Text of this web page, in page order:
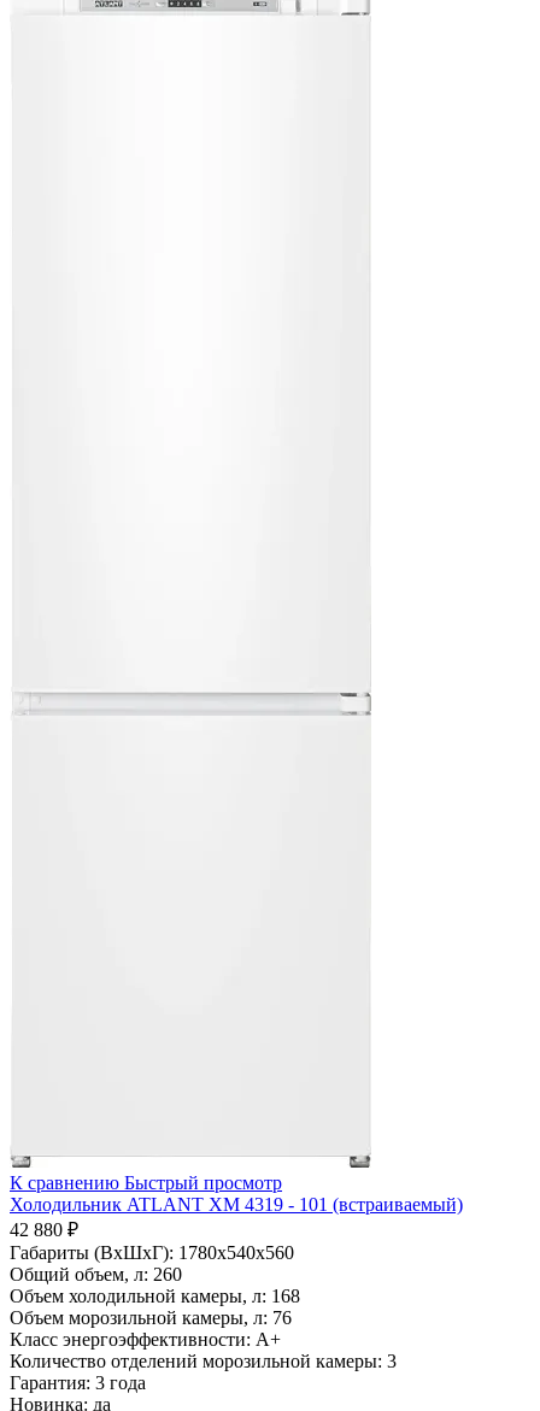
К сравнению Быстрый просмотр
Холодильник ATLANT ХМ 4319 - 101 (встраиваемый)
42 880 ₽
Габариты (ВхШхГ): 1780x540x560
Общий объем, л: 260
Объем холодильной камеры, л: 168
Объем морозильной камеры, л: 76
Класс энергоэффективности: A+
Количество отделений морозильной камеры: 3
Гарантия: 3 года
Новинка: да